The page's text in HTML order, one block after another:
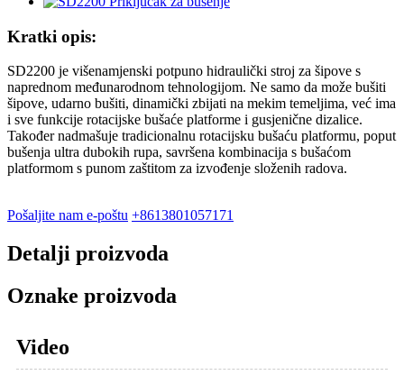
Kratki opis:
SD2200 je višenamjenski potpuno hidraulički stroj za šipove s
naprednom međunarodnom tehnologijom. Ne samo da može bušiti
šipove, udarno bušiti, dinamički zbijati na mekim temeljima, već ima
i sve funkcije rotacijske bušaće platforme i gusjenične dizalice.
Također nadmašuje tradicionalnu rotacijsku bušaću platformu, poput
bušenja ultra dubokih rupa, savršena kombinacija s bušaćom
platformom s punom zaštitom za izvođenje složenih radova.
Pošaljite nam e-poštu +8613801057171
Detalji proizvoda
Oznake proizvoda
Video